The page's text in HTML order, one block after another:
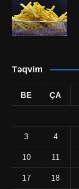
Təqvim
BE ÇA
3 4
10 11
17 18